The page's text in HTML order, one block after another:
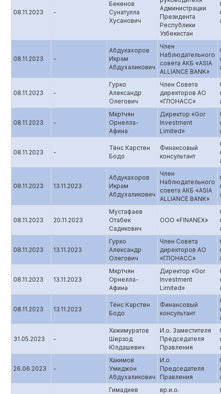
08.11.2023 -
Бекенов
Сунатулла
Хусанович
Администрации
Президента
Республики
Узбекистан
08.11.2023 -
Абдукахоров
Икрам
Абдухаликович
Член
Наблюдательного
совета АКБ «ASIA
ALLIANCE BANK»
08.11.2023 -
Гурко
Александр
Олегович
Член Совета
директоров АО
«ГЛОНАСС»
08.11.2023 -
Мкртчян
Орнелла-
Афина
Директор «Gor
Investment
Limited»
08.11.2023 -
Тёнс Карстен
Бодо
Финансовый
консультант
08.11.2023 13.11.2023
Абдукахоров
Икрам
Абдухаликович
Член
Наблюдательного
совета АКБ «ASIA
ALLIANCE BANK»
08.11.2023 20.11.2023
Мустафаев
Отабек
Садикович
ООО «FINANEX»
08.11.2023 13.11.2023
Гурко
Александр
Олегович
Член Совета
директоров АО
«ГЛОНАСС»
08.11.2023 13.11.2023
Мкртчян
Орнелла-
Афина
Директор «Gor
Investment
Limited»
08.11.2023 13.11.2023
Тёнс Карстен
Бодо
Финансовый
консультант
31.05.2023 -
Хажимуратов
Шерзод
Юлдашевич
И.о. Заместителя
Председателя
Правления
26.06.2023 -
Хакимов
Умиджон
Абдухаликович
И.о.
Председателя
Правления
Гимадиев
вр.и.о.